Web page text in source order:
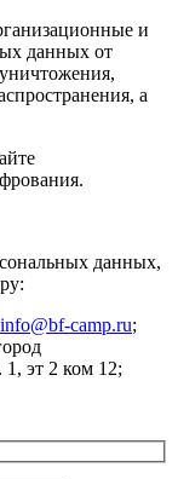
и
данных от
а
данных,
info@bf-camp.ru;
эт 2 ком 1 2;